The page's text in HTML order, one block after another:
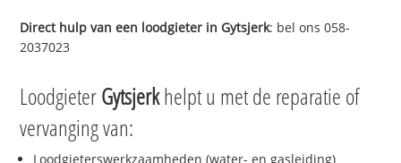
Direct hulp van een loodgieter in Gytsjerk: bel ons 058-
2037023
LoodgieterGytsjerkhelpt u met de reparatie of
vervanging van:
Loodgieterswerkzaamheden (water- en gasleiding)